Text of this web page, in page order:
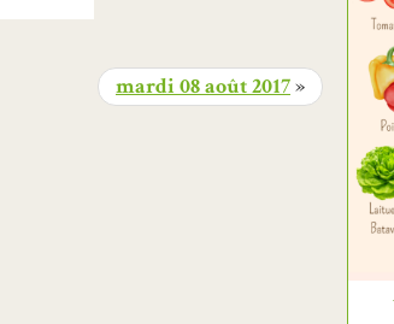
mardi 08 août 2017»